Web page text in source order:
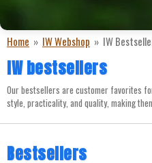
Home » IW Webshop » IW
IW bestsellers
Our bestsellers are customer favorites
style, practicality, and quality, making
Bestsellers